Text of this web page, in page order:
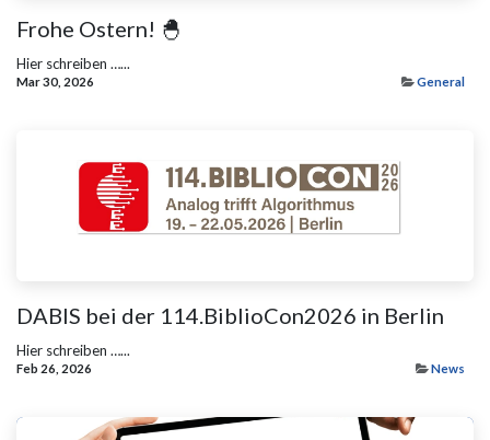
Frohe Ostern! 🐣
Hier schreiben …...
Mar 30, 2026 General
DABIS bei der 114.BiblioCon2026 in Berlin
Hier schreiben …...
Feb 26, 2026 News